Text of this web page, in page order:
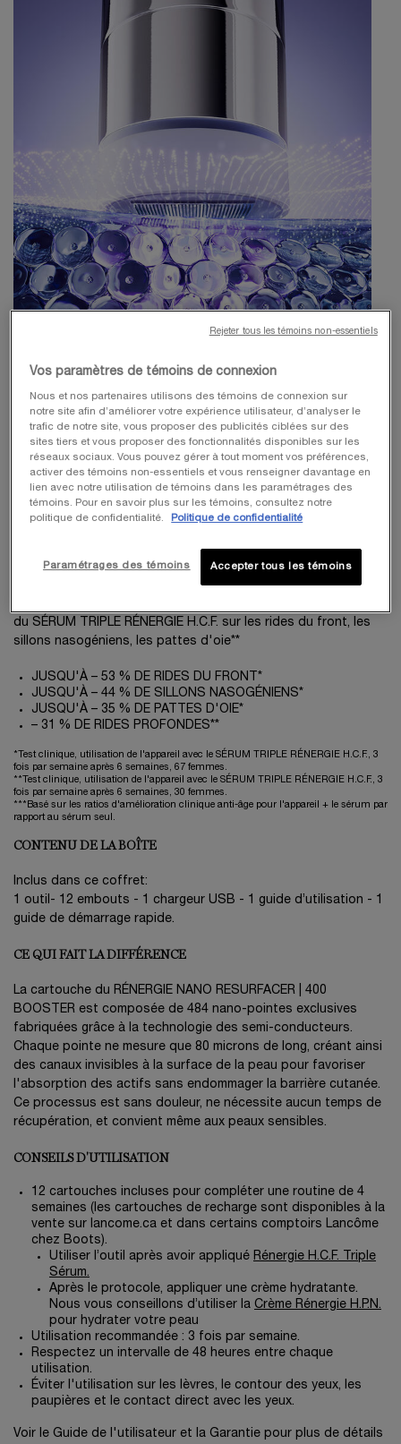
À PROPOS DU PRODUIT
DOUBLEZ L'EFFICACITÉ ANTI-ÂGE DE
VOTRE SÉRUM
Grâce à sa technologie exclusive à nano-pointes, composée
de 484 pointes ultra-précises, le RÉNERGIE NANO
du SÉRUM TRIPLE RÉNERGIE H.C.F. sur les rides du front, les
sillons nasogéniens, les pattes d'oie**
JUSQU'À – 53 % DE RIDES DU FRONT*
JUSQU'À – 44 % DE SILLONS NASOGÉNIENS*
JUSQU'À – 35 % DE PATTES D'OIE*
– 31 % DE RIDES PROFONDES**
*Test clinique, utilisation de l'appareil avec le SÉRUM TRIPLE RÉNERGIE H.C.F., 3
fois par semaine après 6 semaines, 67 femmes.
**Test clinique, utilisation de l'appareil avec le SÉRUM TRIPLE RÉNERGIE H.C.F., 3
fois par semaine après 6 semaines, 30 femmes.
***Basé sur les ratios d'amélioration clinique anti-âge pour l'appareil + le sérum par
rapport au sérum seul.
CONTENU DE LA BOÎTE
Inclus dans ce coffret:
1 outil- 12 embouts - 1 chargeur USB - 1 guide d’utilisation - 1
guide de démarrage rapide.
CE QUI FAIT LA DIFFÉRENCE
La cartouche du RÉNERGIE NANO RESURFACER | 400
BOOSTER est composée de 484 nano-pointes exclusives
fabriquées grâce à la technologie des semi-conducteurs.
Chaque pointe ne mesure que 80 microns de long, créant ainsi
des canaux invisibles à la surface de la peau pour favoriser
l'absorption des actifs sans endommager la barrière cutanée.
Ce processus est sans douleur, ne nécessite aucun temps de
récupération, et convient même aux peaux sensibles.
CONSEILS D'UTILISATION
12 cartouches incluses pour compléter une routine de 4
semaines (les cartouches de recharge sont disponibles à la
vente sur lancome.ca et dans certains comptoirs Lancôme
chez Boots).
Utiliser l’outil après avoir appliqué Rénergie H.C.F. Triple
Sérum.
Après le protocole, appliquer une crème hydratante.
Nous vous conseillons d’utiliser la Crème Rénergie H.P.N.
pour hydrater votre peau
Utilisation recommandée : 3 fois par semaine.
Respectez un intervalle de 48 heures entre chaque
utilisation.
Éviter l'utilisation sur les lèvres, le contour des yeux, les
paupières et le contact direct avec les yeux.
Voir le Guide de l'utilisateur et la Garantie pour plus de détails
Vos paramètres de témoins de connexion
Nous et nos partenaires utilisons des témoins de connexion sur
notre site afin d’améliorer votre expérience utilisateur, d’analyser le
trafic de notre site, vous proposer des publicités ciblées sur des
sites tiers et vous proposer des fonctionnalités disponibles sur les
réseaux sociaux. Vous pouvez gérer à tout moment vos préférences,
activer des témoins non-essentiels et vous renseigner davantage en
lien avec notre utilisation de témoins dans les paramétrages des
témoins. Pour en savoir plus sur les témoins, consultez notre
politique de confidentialité.
Politique de confidentialité
Accepter tous les témoins
Paramétrages des témoins
Rejeter tous les témoins non-essentiels